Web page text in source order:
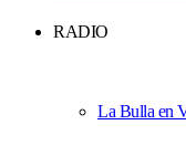
RADIO
La Bulla en